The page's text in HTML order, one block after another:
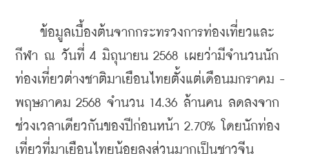
ข้อมูลเบื้องต้นจากกระทรวงการท่องเที่ยวและ
กีฬา ณ วันที่ 4 มิถุนายน 2568 เผยว่ามีจำนวนนัก
ท่องเที่ยวต่างชาติมาเยือนไทยตั้งแต่เดือนมกราคม -
พฤษภาคม 2568 จำนวน 14.36 ล้านคน ลดลงจาก
ช่วงเวลาเดียวกันของปีก่อนหน้า 2.70% โดยนักท่อง
เที่ยวที่มาเยือนไทยน้อยลงส่วนมากเป็นชาวจีน